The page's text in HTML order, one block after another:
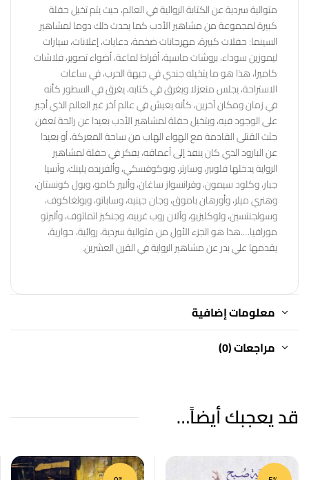
متوالية سردية عن الكتابة الروائية في العالم، حيث يتم تخيل حفلة
كبيرة لمجموعة من مشاهير الأدب كما يحدث ذلك دوما لمشاهير
السينما: حفلات كبيرة، مهرجانات ضخمة، دعايات، إعلانات، سيارات
ليموزين سوداء، بروشات ماسية، أقراط لماعة، أضواء تصوير، فلاشات
كاميرا، هذا هو ما يتخيله جندي في جبهة الحرب، في ساعات
الاستراحة، يجلس منعزلا ويغرق في كتابه، يغرق في السطور كأنه
في زمان ومكان آخرين، كأنه يعيش في عالم آخر غير العالم الذي أجبر
على الوجود فيه، ويتخيل حفلة لمشاهير الأدب بعيدا عن رائحة تعفن
جثث القتلى القادمة مع الهواء الهاب من ساحة المعركة، أو بعيدا
عن البارود الذي كان ينفذ إلى أعماقه، يفكر في حفلة لمشاهير
الرواية يدخلها فلوبير، وسارتر، وبوكوفسكي، وألفريده يلينك، وآسيا
جبار، وكلود سيمون، وفرانسواز ساغان، وألبير كامو، وبول كونستان،
وهنري ميلر، وأورهان باموق، وجان جينيه، وساباتو، وبولغاكوف،
وسولجنتسين، ولوكليزيو، وآلان روب غرييه، وجنكيز اتماتوف، وألبرتو
مورافيا….هذا هو الجزء الأول من متوالية سردية، روائية، حوارية،
يقدمها علي بدر عن مشاهير الرواية في القرن العشرين.
معلومات إضافية
مراجعات (0)
قد يعجبك أيضاً…